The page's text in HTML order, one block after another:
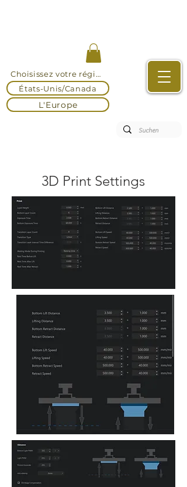
Choisissez votre région
États-Unis/Canada
L'Europe
3D Print Settings